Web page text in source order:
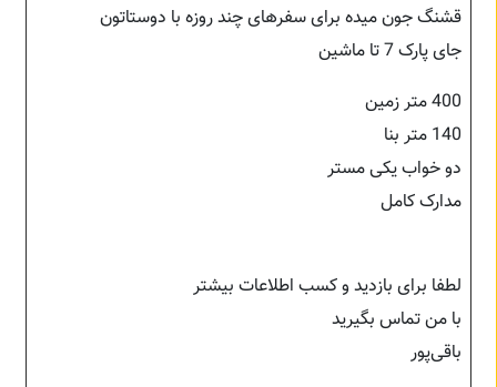
قشنگ جون میده برای سفرهای چند روزه با دوستاتون
جای پارک 7 تا ماشین
400 متر زمین
140 متر بنا
دو خواب یکی مستر
مدارک کامل
لطفا برای بازدید و کسب اطلاعات بیشتر
با من تماس بگیرید
باقی‌پور